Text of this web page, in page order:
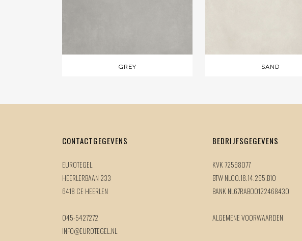
GREY SAND
CONTACTGEGEVENS
EUROTEGEL
HEERLERBAAN 233
6418 CE HEERLEN
045-5427272
INFO@EUROTEGEL.NL
BEDRIJFSGEGEVENS
KVK 72598077
BTW NL00.18.14.295.B10
BANK NL67RABO0122468430
ALGEMENE VOORWAARDEN